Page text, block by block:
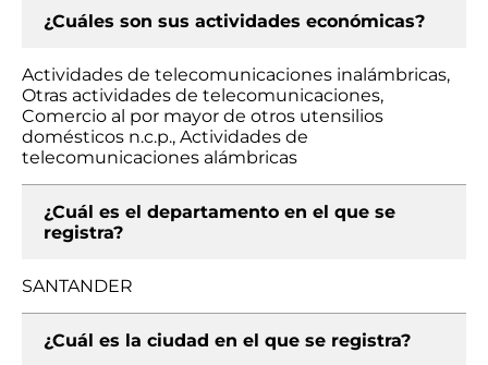
¿Cuáles son sus actividades económicas?
Actividades de telecomunicaciones inalámbricas,
Otras actividades de telecomunicaciones,
Comercio al por mayor de otros utensilios
domésticos n.c.p., Actividades de
telecomunicaciones alámbricas
¿Cuál es el departamento en el que se
registra?
SANTANDER
¿Cuál es la ciudad en el que se registra?